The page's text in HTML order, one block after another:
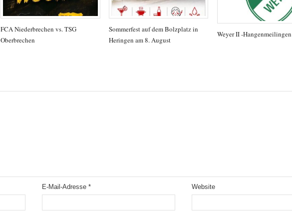
FCA Niederbrechen vs. TSG
Oberbrechen
Sommerfest auf dem Bolzplatz in
Heringen am 8. August
Weyer II -
E-Mail-Adresse* Website